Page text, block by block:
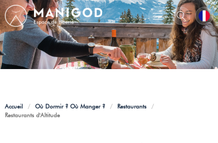
Accueil / Où Dormir ? Où Manger ? / Restaurants
/
Restaurants d'Altitude